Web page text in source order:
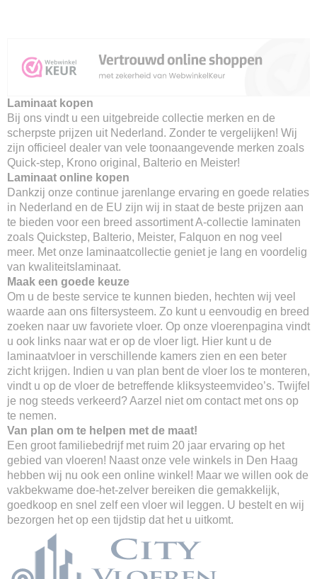
Laminaat kopen
Bij ons vindt u een uitgebreide collectie merken en de
scherpste prijzen uit Nederland. Zonder te vergelijken! Wij
zijn officieel dealer van vele toonaangevende merken zoals
Quick-step, Krono original, Balterio en Meister!
Laminaat online kopen
Dankzij onze continue jarenlange ervaring en goede relaties
in Nederland en de EU zijn wij in staat de beste prijzen aan
te bieden voor een breed assortiment A-collectie laminaten
zoals Quickstep, Balterio, Meister, Falquon en nog veel
meer. Met onze laminaatcollectie geniet je lang en voordelig
van kwaliteitslaminaat.
Maak een goede keuze
Om u de beste service te kunnen bieden, hechten wij veel
waarde aan ons filtersysteem. Zo kunt u eenvoudig en breed
zoeken naar uw favoriete vloer. Op onze vloerenpagina vindt
u ook links naar wat er op de vloer ligt. Hier kunt u de
laminaatvloer in verschillende kamers zien en een beter
zicht krijgen. Indien u van plan bent de vloer los te monteren,
vindt u op de vloer de betreffende kliksysteemvideo’s. Twijfel
je nog steeds verkeerd? Aarzel niet om contact met ons op
te nemen.
Van plan om te helpen met de maat!
Een groot familiebedrijf met ruim 20 jaar ervaring op het
gebied van vloeren! Naast onze vele winkels in Den Haag
hebben wij nu ook een online winkel! Maar we willen ook de
vakbekwame doe-het-zelver bereiken die gemakkelijk,
goedkoop en snel zelf een vloer wil leggen. U bestelt en wij
bezorgen het op een tijdstip dat het u uitkomt.